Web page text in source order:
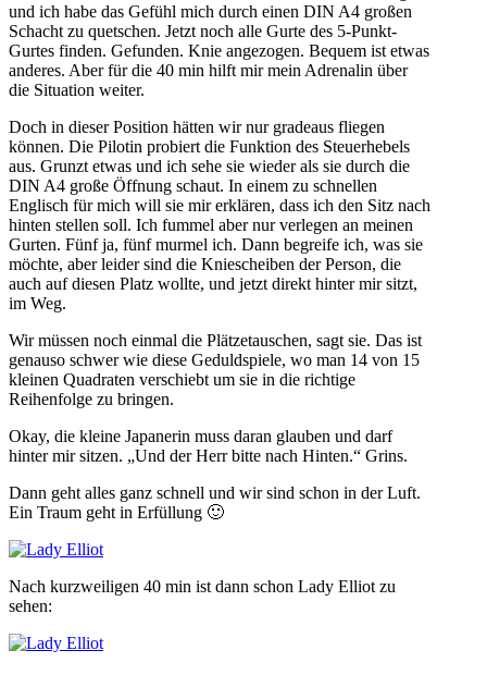
und ich habe das Gefühl mich durch einen DIN A4 großen
Schacht zu quetschen. Jetzt noch alle Gurte des 5-Punkt-
Gurtes finden. Gefunden. Knie angezogen. Bequem ist etwas
anderes. Aber für die 40 min hilft mir mein Adrenalin über
die Situation weiter.
Doch in dieser Position hätten wir nur gradeaus fliegen
können. Die Pilotin probiert die Funktion des Steuerhebels
aus. Grunzt etwas und ich sehe sie wieder als sie durch die
DIN A4 große Öffnung schaut. In einem zu schnellen
Englisch für mich will sie mir erklären, dass ich den Sitz nach
hinten stellen soll. Ich fummel aber nur verlegen an meinen
Gurten. Fünf ja, fünf murmel ich. Dann begreife ich, was sie
möchte, aber leider sind die Kniescheiben der Person, die
auch auf diesen Platz wollte, und jetzt direkt hinter mir sitzt,
im Weg.
Wir müssen noch einmal die Plätzetauschen, sagt sie. Das ist
genauso schwer wie diese Geduldspiele, wo man 14 von 15
kleinen Quadraten verschiebt um sie in die richtige
Reihenfolge zu bringen.
Okay, die kleine Japanerin muss daran glauben und darf
hinter mir sitzen. „Und der Herr bitte nach Hinten.“ Grins.
Dann geht alles ganz schnell und wir sind schon in der Luft.
Ein Traum geht in Erfüllung 🙂
Nach kurzweiligen 40 min ist dann schon Lady Elliot zu
sehen: